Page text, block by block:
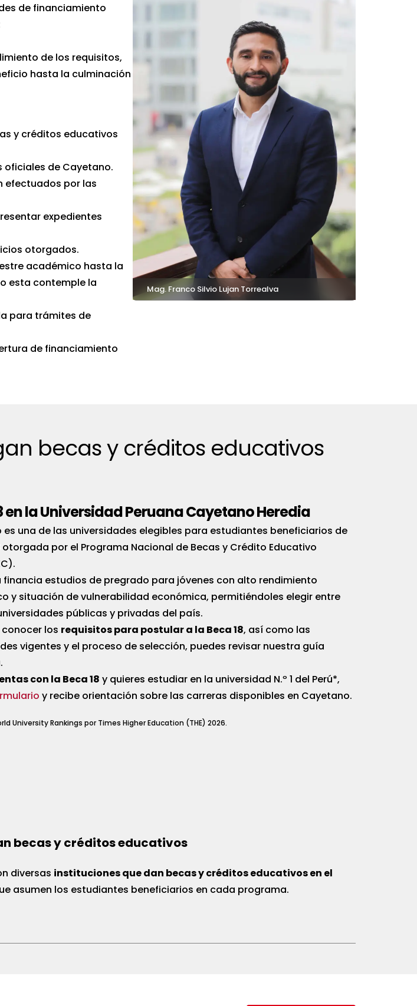
de financiamiento
de los requisitos,
hasta la culminación
y créditos educativos
oficiales de Cayetano.
efectuados por las
expedientes
otorgados.
académico hasta la
esta contemple la
para trámites de
de financiamiento
Mag. Franco Silvio Lujan Torrealva
becas y créditos educativos
en la Universidad Peruana Cayetano Heredia
es una de las universidades elegibles para estudiantes beneficiarios de
otorgada por el Programa Nacional de Becas y Crédito Educativo
financia estudios de pregrado para jóvenes con alto rendimiento
y situación de vulnerabilidad económica, permitiéndoles elegir entre
públicas y privadas del país.
conocer los requisitos para postular a la Beca 18, así como las
vigentes y el proceso de selección, puedes revisar nuestra guía
con la Beca 18 y quieres estudiar en la universidad N.º 1 del Perú*,
y recibe orientación sobre las carreras disponibles en Cayetano.
University Rankings por Times Higher Education (THE) 2026.
becas y créditos educativos
diversas instituciones que dan becas y créditos educativos en el
asumen los estudiantes beneficiarios en cada programa.